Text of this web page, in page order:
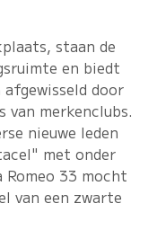
staan de
en biedt
door
van merkenclubs.
nieuwe leden
met onder
33 mocht
van een zwarte